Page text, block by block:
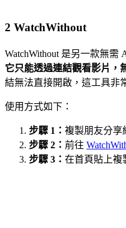
2 WatchWithout
WatchWithout 是另一款無需
它只能透過連結觀看影片，
結無法直接開啟，這工具非
使用方式如下：
步驟 1： 複製朋友分享
步驟 2： 前往
步驟 3： 在首頁貼上複